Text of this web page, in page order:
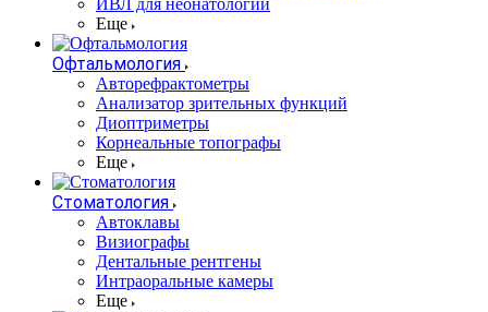
ИВЛ для неонатологии
Еще
Офтальмология
Авторефрактометры
Анализатор зрительных функций
Диоптриметры
Корнеальные топографы
Еще
Стоматология
Автоклавы
Визиографы
Дентальные рентгены
Интраоральные камеры
Еще